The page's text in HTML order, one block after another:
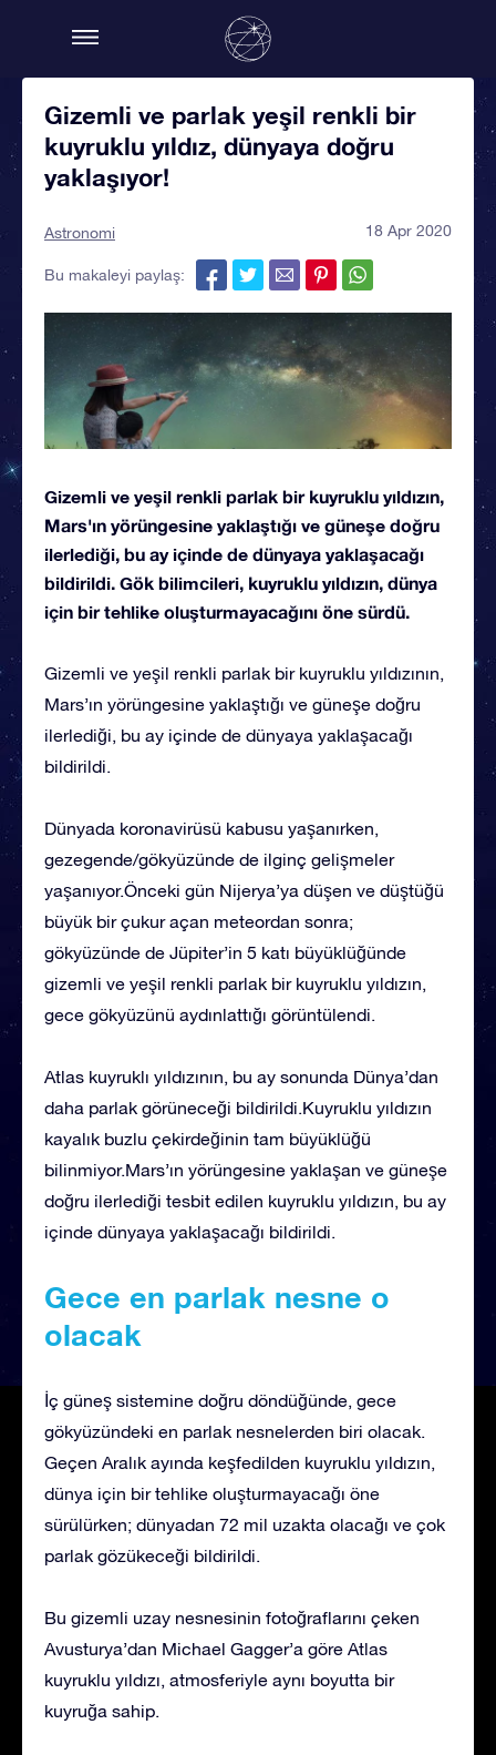
Gizemli ve parlak yeşil renkli bir
kuyruklu yıldız, dünyaya doğru
yaklaşıyor!
Astronomi 18 Apr 2020
Bu makaleyi paylaş:
Gizemli ve yeşil renkli parlak bir kuyruklu yıldızın,
Mars'ın yörüngesine yaklaştığı ve güneşe doğru
ilerlediği, bu ay içinde de dünyaya yaklaşacağı
bildirildi. Gök bilimcileri, kuyruklu yıldızın, dünya
için bir tehlike oluşturmayacağını öne sürdü.
Gizemli ve yeşil renkli parlak bir kuyruklu yıldızının,
Mars’ın yörüngesine yaklaştığı ve güneşe doğru
ilerlediği, bu ay içinde de dünyaya yaklaşacağı
bildirildi.
Dünyada koronavirüsü kabusu yaşanırken,
gezegende/gökyüzünde de ilginç gelişmeler
yaşanıyor.Önceki gün Nijerya’ya düşen ve düştüğü
büyük bir çukur açan meteordan sonra;
gökyüzünde de Jüpiter’in 5 katı büyüklüğünde
gizemli ve yeşil renkli parlak bir kuyruklu yıldızın,
gece gökyüzünü aydınlattığı görüntülendi.
Atlas kuyruklı yıldızının, bu ay sonunda Dünya’dan
daha parlak görüneceği bildirildi.Kuyruklu yıldızın
kayalık buzlu çekirdeğinin tam büyüklüğü
bilinmiyor.Mars’ın yörüngesine yaklaşan ve güneşe
doğru ilerlediği tesbit edilen kuyruklu yıldızın, bu ay
içinde dünyaya yaklaşacağı bildirildi.
Gece en parlak nesne o
olacak
İç güneş sistemine doğru döndüğünde, gece
gökyüzündeki en parlak nesnelerden biri olacak.
Geçen Aralık ayında keşfedilden kuyruklu yıldızın,
dünya için bir tehlike oluşturmayacağı öne
sürülürken; dünyadan 72 mil uzakta olacağı ve çok
parlak gözükeceği bildirildi.
Bu gizemli uzay nesnesinin fotoğraflarını çeken
Avusturya’dan Michael Gagger’a göre Atlas
kuyruklu yıldızı, atmosferiyle aynı boyutta bir
kuyruğa sahip.